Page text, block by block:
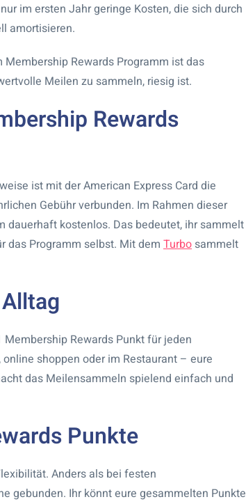
im ersten Jahr geringe Kosten, die sich durch
amortisieren.
Rewards Programm ist das
Meilen zu sammeln, riesig ist.
Rewards
ist mit der American Express Card die
Gebühr verbunden. Im Rahmen dieser
dauerhaft kostenlos. Das bedeutet, ihr sammelt
das Programm selbst. Mit dem Turbo sammelt
Rewards Punkt für jeden
shoppen oder im Restaurant – eure
das Meilensammeln spielend einfach und
Punkte
Anders als bei festen
gebunden. Ihr könnt eure gesammelten Punkte